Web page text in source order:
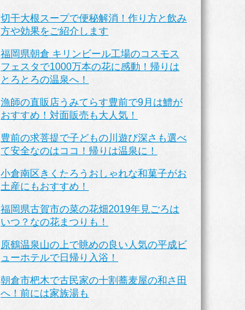
切干大根スープで便秘解消！作り方と飲み
方や効果をご紹介します
福岡県朝倉 キリンビール工場のコスモス
フェスタで1000万本の花に感動！帰りは
とろとろの温泉へ！
漁師の直販店うみてらす豊前で9月は鱧が
おすすめ！対面販売も大人気！
豊前の求菩提で子どもの川遊び深さも選べ
て安全なのはココ！帰りは温泉に！
小倉南区きくたろうおしゃれな和菓子がお
土産にもおすすめ！
福岡県古賀市の菜の花畑2019年見ごろは
いつ？なの花まつりも！
原鶴温泉山の上で眺めの良い人気の平成ビ
ューホテルで日帰り入浴！
朝倉市杷木で古民家の十割蕎麦屋の和さ田
へ！前には家族湯も